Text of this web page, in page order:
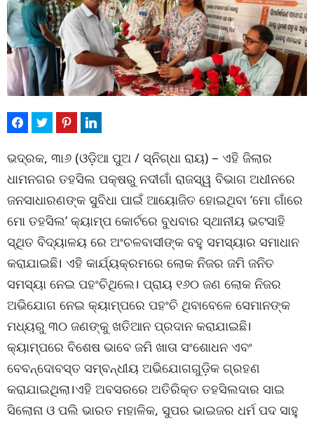
ଭଦ୍ରକ, ୩ା୬ (ଓଡ଼ିଆ ପୁଅ / ସ୍ନିଗ୍ଧା ରାୟ) – ଏହି ଜିଲାର
ଧାମନଗର ତହସିଲ ପକ୍ଷରୁ ନଦୀଗାଁ ରାଜସ୍ୱ ବିଭାଗ ଅଧୀନରେ
ଜନସାଧାରଣଙ୍କ ସୁବିଧା ପାଇଁ ଆୟୋଜିତ ହୋଇଥିବା ‘ମୋ ଗାଁରେ
ମୋ ତହସିଲ’ କ୍ୟାମ୍ପ କୋର୍ଟରେ ବୁଧବାର ସ୍ଥାନୀୟ ଭଟସାହି
ସ୍ଥିତ ବିଦ୍ୟାଳୟ ରେ ଅଂଚଳବାସୀଙ୍କ ବହୁ ସମସ୍ୟାର ସମାଧାନ
କରାଯାଇଛି। ଏହି କାର୍ଯ୍ୟକ୍ରମରେ ଲୋକ ନିଜର ଜମି ଜନିତ
ସମସ୍ୟା ନେଇ ପହଂଚିଥିଲେ। ପ୍ରାୟ ୧୬୦ ଜଣ ଲୋକ ନିଜର
ଅଭିଯୋଗ ନେଇ କ୍ୟାମ୍ପରେ ପହଂଚି ଥିବାବେଳେ ସେମାନଙ୍କ
ମଧ୍ୟରୁ ୩୦ ଜଣଙ୍କୁ ଖତିଆନ ପ୍ରଦାନ କରାଯାଇଛି।
କ୍ୟାମ୍ପରେ ବିଶେଷ ଭାବେ ଜମି ଖାତା ସଂଶୋଧନ ଏବଂ
ବେବନ୍ଦୋବସ୍ତ ସମ୍ବନ୍ଧୀୟ ଅଭିଯୋଗଗୁଡ଼ିକ ଗ୍ରହଣ
କରାଯାଇଥିଲା।ଏହି ଅବସରରେ ଅତିରିକ୍ତ ତହସିଲଦାର ସାଇ
ସିଲୋନା ଓ ପଲି ଭାରତ ମହାଳିକ, ସୁପର ଭାଇଜର ଧର୍ମ ପଦ ସାହୁ